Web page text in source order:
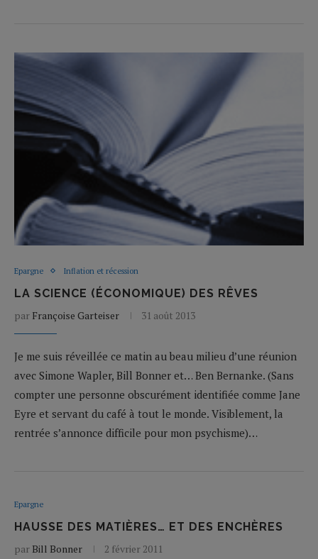
Epargne Inflation et récession
LA SCIENCE (ÉCONOMIQUE) DES RÊVES
par Françoise Garteiser 31 août 2013
Je me suis réveillée ce matin au beau milieu d’une réunion
avec Simone Wapler, Bill Bonner et… Ben Bernanke. (Sans
compter une personne obscurément identifiée comme Jane
Eyre et servant du café à tout le monde. Visiblement, la
rentrée s’annonce difficile pour mon psychisme)…
Epargne
HAUSSE DES MATIÈRES… ET DES ENCHÈRES
par Bill Bonner 2 février 2011